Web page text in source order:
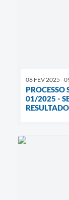
06 FEV 2025 -
PROCESSO
01/2025 -
RESULTADO